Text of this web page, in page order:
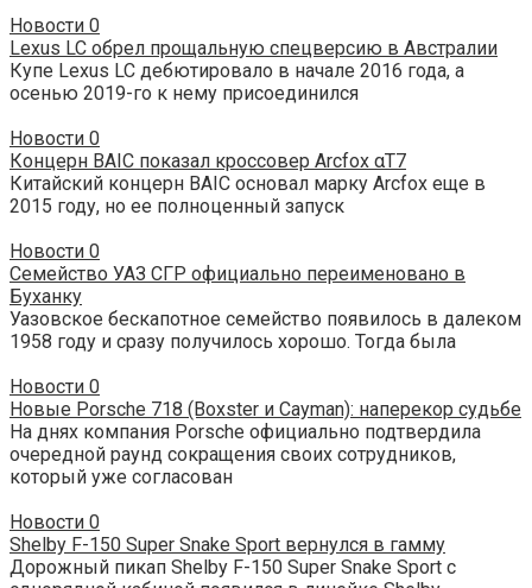
Новости 0
Lexus LC обрел прощальную спецверсию в Австралии
Купе Lexus LC дебютировало в начале 2016 года, а
осенью 2019-го к нему присоединился
Новости 0
Концерн BAIC показал кроссовер Arcfox αT7
Китайский концерн BAIC основал марку Arcfox еще в
2015 году, но ее полноценный запуск
Новости 0
Семейство УАЗ СГР официально переименовано в
Буханку
Уазовское бескапотное семейство появилось в далеком
1958 году и сразу получилось хорошо. Тогда была
Новости 0
Новые Porsche 718 (Boxster и Cayman): наперекор судьбе
На днях компания Porsche официально подтвердила
очередной раунд сокращения своих сотрудников,
который уже согласован
Новости 0
Shelby F-150 Super Snake Sport вернулся в гамму
Дорожный пикап Shelby F-150 Super Snake Sport с